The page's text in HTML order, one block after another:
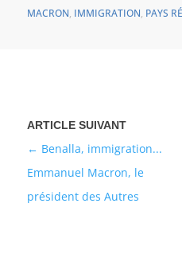
MACRON, IMMIGRATION, PAYS
Benalla, immigration...
Emmanuel Macron, le
président des Autres